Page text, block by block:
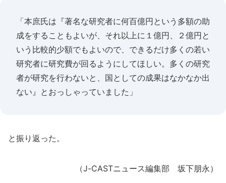
「本庶氏は『著名な研究者に何百億円という多額の助
成をすることもよいが、それ以上に１億円、２億円と
いう比較的少額でもよいので、できるだけ多くの若い
研究者に研究費が回るようにしてほしい。多くの研究
者が研究を行わないと、国としての成果はなかなか出
ない』とおっしゃっていました」
と振り返った。
（J-CASTニュース編集部 坂下朋永）